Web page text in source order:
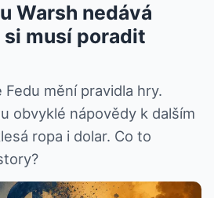
Warsh nedává
musí poradit
Fedu mění pravidla hry.
obvyklé nápovědy k dalším
ropa i dolar. Co to